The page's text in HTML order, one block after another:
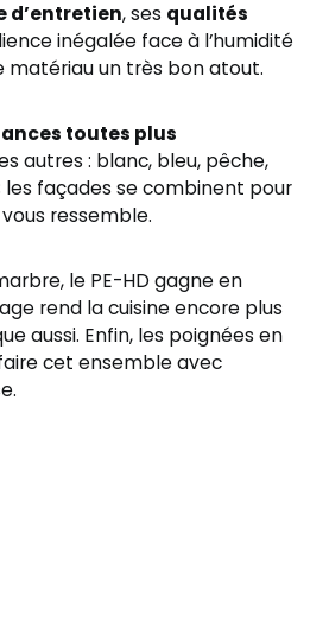
d’entretien, ses qualités
inégalée face à l’humidité
matériau un très bon atout.
toutes plus
autres : blanc, bleu, pêche,
les façades se combinent pour
ressemble.
le PE-HD gagne en
rend la cuisine encore plus
aussi. Enfin, les poignées en
cet ensemble avec